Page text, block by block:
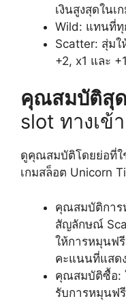
เงินสูงสุดในเ
Wild: แทนที่
Scatter: สุ่ม
+2, x1 และ +1
คุณสมบัติสุ
slot ทางเข้า
ดูคุณสมบัติโดยย่อที่ใ
เกมสล็อต Unicorn
คุณสมบัติการ
สัญลักษณ์
ให้การหมุนฟ
คะแนนที่แสด
คุณสมบัติซื้อ:
รับการหมุนฟรี